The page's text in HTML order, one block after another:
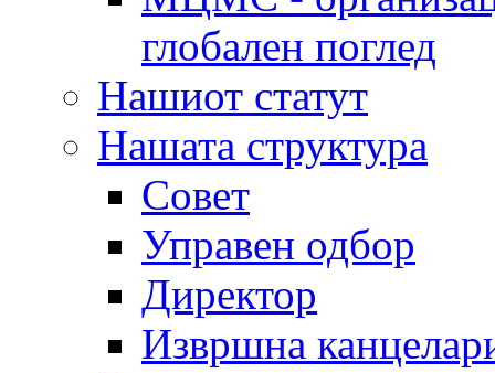
глобален поглед
Нашиот статут
Нашата структура
Совет
Управен одбор
Директор
Извршна